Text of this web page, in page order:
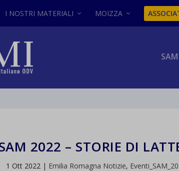
I NOSTRI MATERIALI MOIZZA
SAM
2022 – STORIE DI
1 Ott 2022 | Emilia Romagna Notizie,